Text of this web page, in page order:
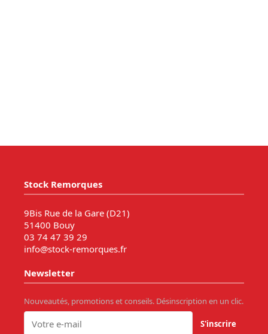
Stock Remorques
9Bis Rue de la Gare (D21)
51400 Bouy
03 74 47 39 29
info@stock-remorques.fr
Newsletter
Nouveautés, promotions et conseils. Désinscription en un clic.
S'inscrire